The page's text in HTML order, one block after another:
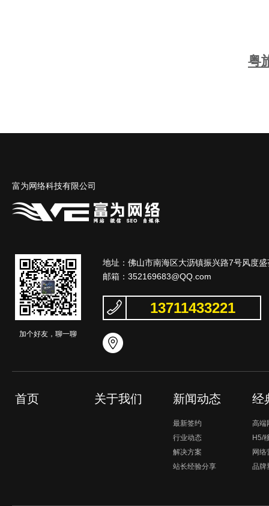
粤
富为网络科技有限公司
加个好友，聊一聊
地址：佛山市南海区大沥镇振兴路7号风度
邮箱： 352169683@QQ.com
13711433221
首页 关于我们 新闻动态
最新签约
行业动态
解决方案
站长经验分享
经
高端
H5/
网络
品牌